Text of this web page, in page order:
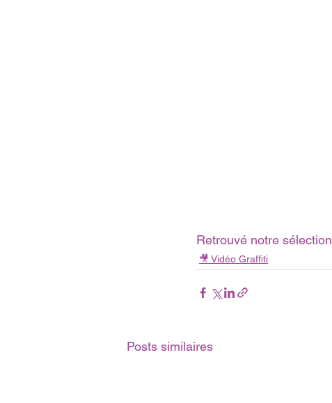
Retrouvé notre sélection
🎥 Vidéo Graffiti
Posts similaires